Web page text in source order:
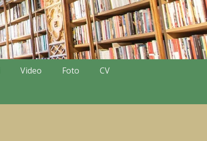
Video Foto
CV